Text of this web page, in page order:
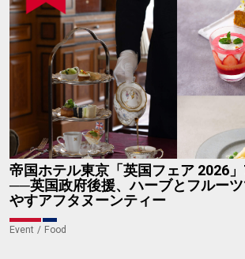
帝国ホテル東京「英国フェア 2026
──英国政府後援、ハーブとフルー
やすアフタヌーンティー
Event Food